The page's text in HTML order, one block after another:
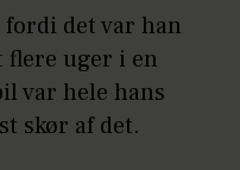
det var han
flere uger i en
var hele hans
skør af det.